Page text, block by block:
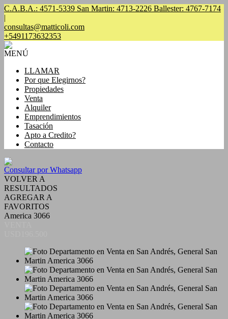
C.A.B.A.: 4571-5339 San Martin: 4713-2226 Ballester: 4767-7174
|
consultas@matticoli.com
+5491173632353
MENÚ
LLAMAR
Por que Elegirnos?
Propiedades
Venta
Alquiler
Emprendimientos
Tasación
Apto a Credito?
Contacto
Consultar por Whatsapp
VOLVER A
RESULTADOS
AGREGAR A
FAVORITOS
America 3066